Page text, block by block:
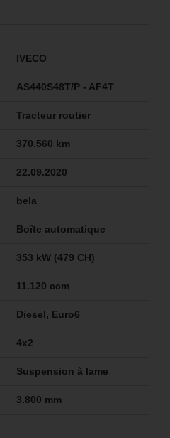
IVECO
AS440S48T/P - AF4T
Tracteur routier
370.560 km
22.09.2020
bela
Boîte automatique
353 kW (479 CH)
11.120 ccm
Diesel, Euro6
4x2
Suspension à lame
3.800 mm